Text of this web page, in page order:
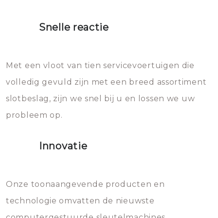
eroverheen hebt gegooid weer
bevriezen.
Sloten bestaan uit talloze kleine
die relatief gemakkelijk te
beschadigen zijn. In veel
gevallen zult u schade aan de
sloten veroorzaken, waardoor
geheel vervangen moet worden.
mee, die u gemakkelijk kunt
vermijden.
Snelle reactie
Met een vloot van tien servicevoertuigen die
volledig gevuld zijn met een breed assortiment
slotbeslag, zijn we snel bij u en lossen we uw
probleem op.
Innovatie
Onze toonaangevende producten en
technologie omvatten de nieuwste